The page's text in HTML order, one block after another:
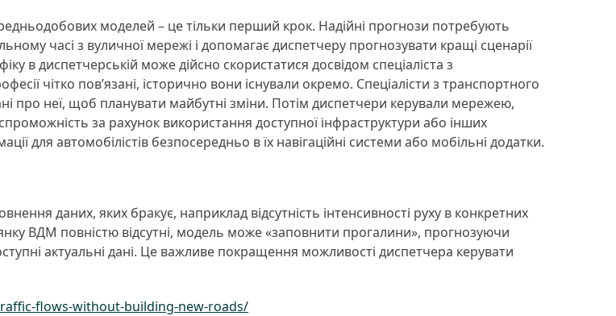
моделей – це тільки перший крок. Надійні прогнози потребують
часі з вуличної мережі і допомагає диспетчеру прогнозувати кращі сценарії
в диспетчерській може дійсно скористатися досвідом спеціаліста з
чітко пов’язані, історично вони існували окремо. Спеціалісти з транспортного
про неї, щоб планувати майбутні зміни. Потім диспетчери керували мережею,
за рахунок використання доступної інфраструктури або інших
для автомобілістів безпосередньо в їх навігаційні системи або мобільні додатки.
даних, яких бракує, наприклад відсутність інтенсивності руху в конкретних
ВДМ повністю відсутні, модель може «заповнити прогалини», прогнозуючи
актуальні дані. Це важливе покращення можливості диспетчера керувати
flows-without-building-new-roads/